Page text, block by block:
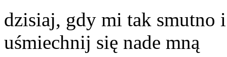
dzisiaj, gdy mi tak smutno
uśmiechnij się nade mną